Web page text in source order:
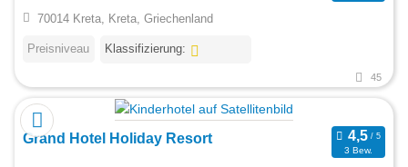
70014 Kreta, Kreta, Griechenland
Preisniveau Klassifizierung:
45
Grand Hotel Holiday Resort
3 Bew.